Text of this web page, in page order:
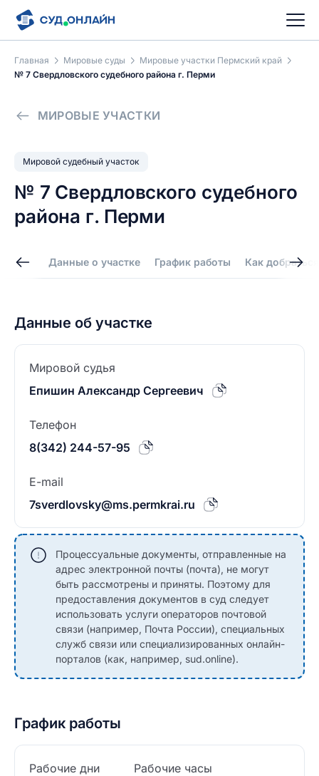
Главная Мировые суды
Мировые участки Пермский край
№ 7 Свердловского судебного района г. Перми
МИРОВЫЕ УЧАСТКИ
Мировой судебный участок
№ 7 Свердловского судебного
района г. Перми
Данные о участке График работы Как добраться
Данные об участке
Мировой судья
Епишин Александр Сергеевич
Телефон
8(342) 244-57-95
E-mail
7sverdlovsky@ms.permkrai.ru
Процессуальные документы, отправленные на
адрес электронной почты (почта), не могут
быть рассмотрены и приняты. Поэтому для
предоставления документов в суд следует
использовать услуги операторов почтовой
связи (например, Почта России), специальных
служб связи или специализированных онлайн-
порталов (как, например, sud.online).
График работы
Рабочие дни
Рабочие часы